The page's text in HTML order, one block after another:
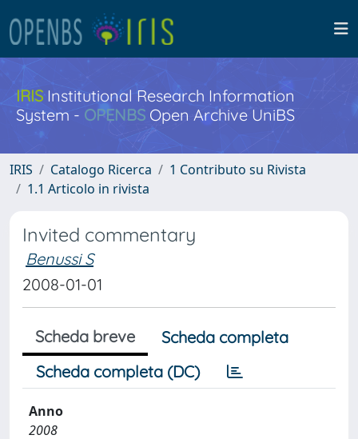
IRISInstitutional Research Information
System - OPENBS Open Archive UniBS
IRIS Catalogo Ricerca
1 Contributo su Rivista
1.1 Articolo in rivista
Invited commentary
Benussi S
2008-01-01
Scheda breve
Scheda completa
Scheda completa (DC)
Anno
2008